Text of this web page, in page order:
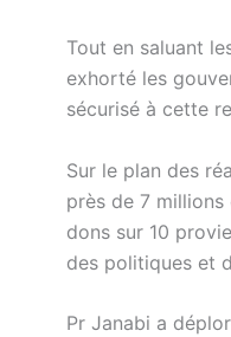
Tout en saluant
exhorté les
sécurisé à cette
Sur le plan des
près de 7 millions
dons sur 10
des politiques et
Pr Janabi a